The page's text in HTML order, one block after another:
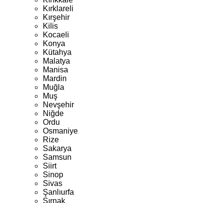
Kırklareli
Kırşehir
Kilis
Kocaeli
Konya
Kütahya
Malatya
Manisa
Mardin
Muğla
Muş
Nevşehir
Niğde
Ordu
Osmaniye
Rize
Sakarya
Samsun
Siirt
Sinop
Sivas
Şanlıurfa
Şırnak